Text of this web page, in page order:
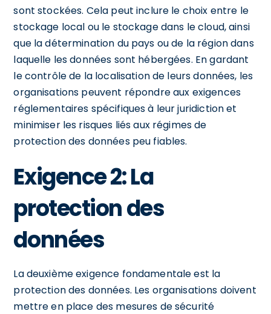
sont stockées. Cela peut inclure le choix entre le
stockage local ou le stockage dans le cloud, ainsi
que la détermination du pays ou de la région dans
laquelle les données sont hébergées. En gardant
le contrôle de la localisation de leurs données, les
organisations peuvent répondre aux exigences
réglementaires spécifiques à leur juridiction et
minimiser les risques liés aux régimes de
protection des données peu fiables.
Exigence 2: La
protection des
données
La deuxième exigence fondamentale est la
protection des données. Les organisations doivent
mettre en place des mesures de sécurité